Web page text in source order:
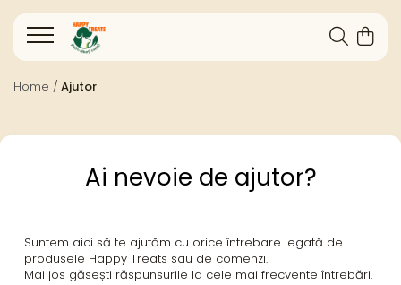
Home / Ajutor
Ai nevoie de ajutor?
Suntem aici să te ajutăm cu orice întrebare legată de
produsele Happy Treats sau de comenzi.
Mai jos găsești răspunsurile la cele mai frecvente întrebări.